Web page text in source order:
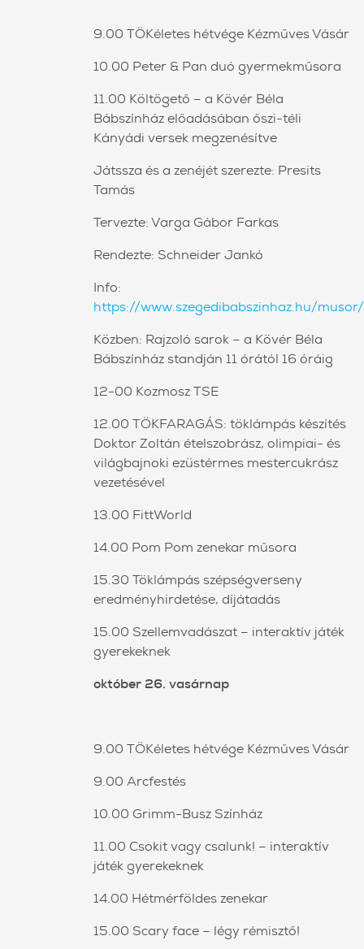
9.00 TÖKéletes hétvége Kézműves Vásár
10.00 Peter & Pan duó gyermekműsora
11.00 Költögető – a Kövér Béla
Bábszínház előadásában őszi-téli
Kányádi versek megzenésítve
Játssza és a zenéjét szerezte: Presits
Tamás
Tervezte: Varga Gábor Farkas
Rendezte: Schneider Jankó
Info:
https://www.szegedibabszinhaz.hu/
Közben: Rajzoló sarok – a Kövér Béla
Bábszínház standján 11 órától 16 óráig
12-00 Kozmosz TSE
12.00 TÖKFARAGÁS: töklámpás készítés
Doktor Zoltán ételszobrász, olimpiai- és
világbajnoki ezüstérmes mestercukrász
vezetésével
13.00 FittWorld
14.00 Pom Pom zenekar műsora
15.30 Töklámpás szépségverseny
eredményhirdetése, díjátadás
15.00 Szellemvadászat – interaktív játék
gyerekeknek
október 26. vasárnap
9.00 TÖKéletes hétvége Kézműves Vásár
9.00 Arcfestés
10.00 Grimm-Busz Színház
11.00 Csokit vagy csalunk! – interaktív
játék gyerekeknek
14.00 Hétmérföldes zenekar
15.00 Scary face – légy rémisztő!